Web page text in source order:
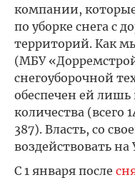
компании,
по уборке снега с
территорий. Как
(МБУ
снегоуборочной
обеспечен ей лишь
количества (всего
387). Власть, со
воздействовать
С 1 января после